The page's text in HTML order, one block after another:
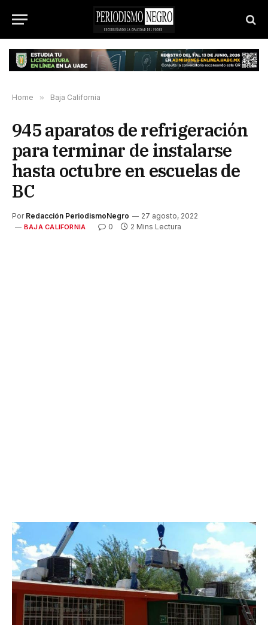
Home » Baja California
945 aparatos de refrigeración
para terminar de instalarse
hasta octubre en escuelas de
BC
Por Redacción PeriodismoNegro 27 agosto, 2022
BAJA CALIFORNIA 0 2 Mins Lectura